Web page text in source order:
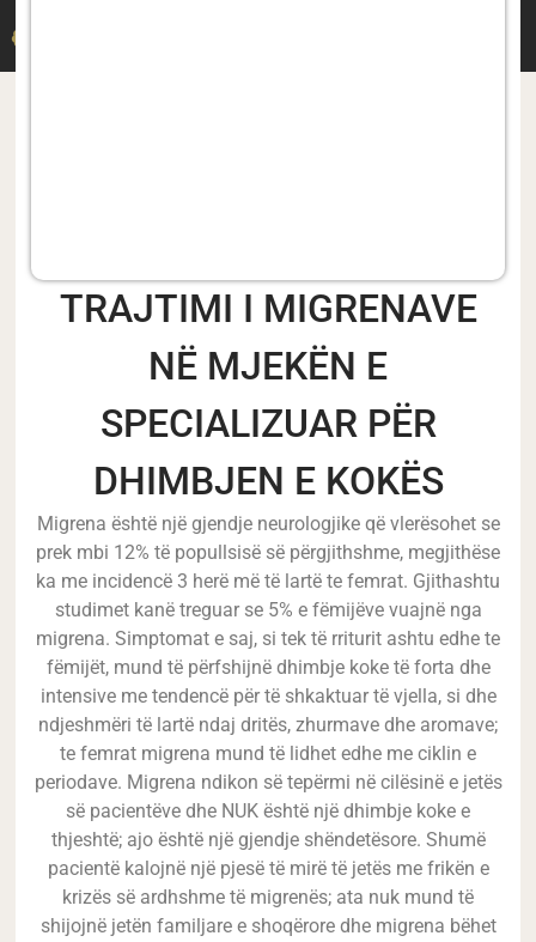
TRAJTIMI I MIGRENAVE
NË MJEKËN E
SPECIALIZUAR PËR
DHIMBJEN E KOKËS
Migrena është një gjendje neurologjike që vlerësohet se
prek mbi 12% të popullsisë së përgjithshme, megjithëse
ka me incidencë 3 herë më të lartë te femrat. Gjithashtu
studimet kanë treguar se 5% e fëmijëve vuajnë nga
migrena. Simptomat e saj, si tek të rriturit ashtu edhe te
fëmijët, mund të përfshijnë dhimbje koke të forta dhe
intensive me tendencë për të shkaktuar të vjella, si dhe
ndjeshmëri të lartë ndaj dritës, zhurmave dhe aromave;
te femrat migrena mund të lidhet edhe me ciklin e
periodave. Migrena ndikon së tepërmi në cilësinë e jetës
së pacientëve dhe NUK është një dhimbje koke e
thjeshtë; ajo është një gjendje shëndetësore. Shumë
pacientë kalojnë një pjesë të mirë të jetës me frikën e
krizës së ardhshme të migrenës; ata nuk mund të
shijojnë jetën familjare e shoqërore dhe migrena bëhet